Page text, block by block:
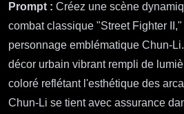
Prompt : Créez une scène
combat classique "Street Fighter
personnage emblématique Chun-
décor urbain vibrant rempli de
coloré reflétant l'esthétique des
Chun-Li se tient avec assurance